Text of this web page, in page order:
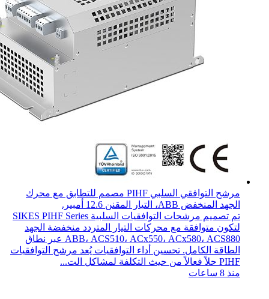
مرشح التوافقي السلبي PIHF مصمم للتطابق مع محرك
الجهد المنخفض ABB، التيار المقنن 12.6 أمبير.
تم تصميم مرشحات التوافقيات السلبية SIKES PIHF Series
لتكون متوافقة مع محركات التيار المتردد منخفضة الجهد
ABB، ACS510، ACx550، ACx580، ACS880 عبر نطاق
الطاقة الكامل. تحسين أداء التوافقيات يُعد مرشح التوافقيات
PIHF حلاً فعالاً من حيث التكلفة لمشاكل الت...
منذ 8 ساعات